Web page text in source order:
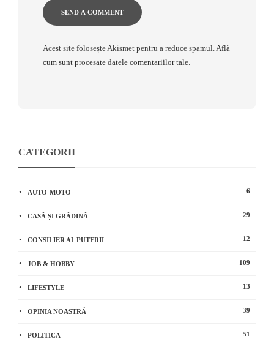
Acest site folosește Akismet pentru a reduce spamul. Află
cum sunt procesate datele comentariilor tale
CATEGORII
AUTO-MOTO 6
CASĂ ȘI GRĂDINĂ 29
CONSILIER AL PUTERII 12
JOB & HOBBY 109
LIFESTYLE 13
OPINIA NOASTRĂ 39
POLITICA 51